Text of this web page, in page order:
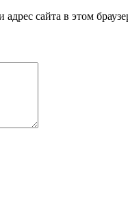
сайта в этом